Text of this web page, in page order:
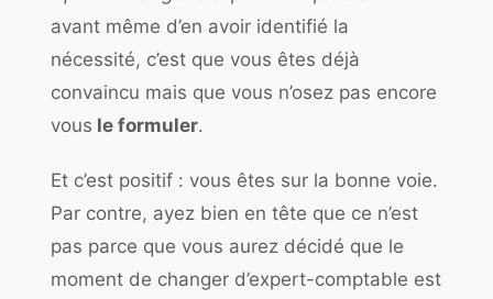
avant même d’en avoir identifié la
nécessité, c’est que vous êtes déjà
convaincu mais que vous n’osez pas encore
vous le formuler.
Et c’est positif : vous êtes sur la bonne voie.
Par contre, ayez bien en tête que ce n’est
pas parce que vous aurez décidé que le
moment de changer d’expert-comptable est